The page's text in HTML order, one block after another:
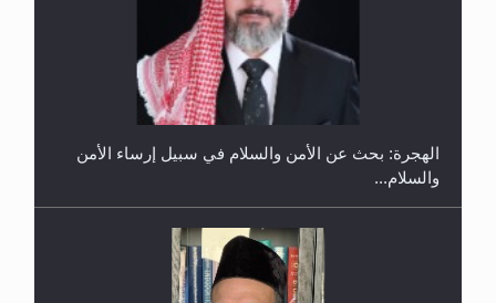
إتمام حفظ القرآن الكريم لثلاثة طلاب من مدرسة الحفظ
الهجرة: بحث عن الأمن والسلام في سبيل إرساء الأمن
والسلام...